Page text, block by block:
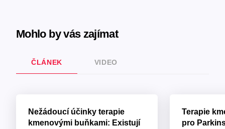
Mohlo by vás zajímat
ČLÁNEK VIDEO
Nežádoucí účinky terapie
kmenovými buňkami: Existují
Terapie
pro